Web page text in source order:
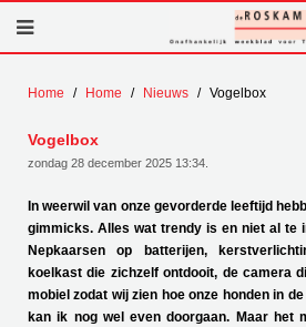
Home Home Nieuws Vogelbox
Vogelbox
zondag 28 december 2025 13:34
In weerwil van onze gevorderde leeftijd
gimmicks. Alles wat trendy is en niet al te
Nepkaarsen op batterijen,
koelkast die zichzelf ontdooit, de camera
mobiel zodat wij zien hoe onze honden in
kan ik nog wel even doorgaan. Maar het